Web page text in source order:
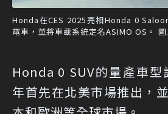
Honda在CES 2025亮相Honda 0
電車，並將車載系統定名ASIMO OS。
Honda 0 SUV的量產車型
年首先在北美市場推出，